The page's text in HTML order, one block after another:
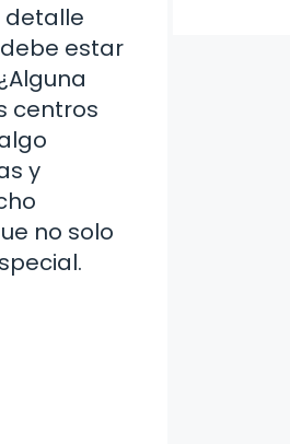
detalle
estar
centros
y
no solo